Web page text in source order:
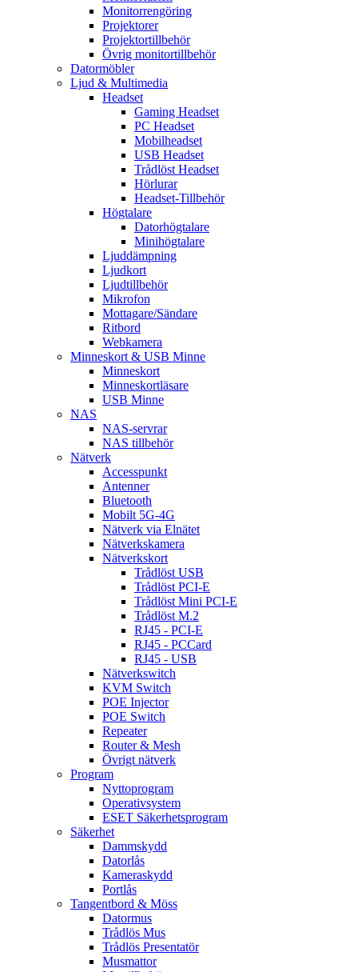
Monitorrengöring
Projektorer
Projektortillbehör
Övrig monitortillbehör
Datormöbler
Ljud & Multimedia
Headset
Gaming Headset
PC Headset
Mobilheadset
USB Headset
Trådlöst Headset
Hörlurar
Headset-Tillbehör
Högtalare
Datorhögtalare
Minihögtalare
Ljuddämpning
Ljudkort
Ljudtillbehör
Mikrofon
Mottagare/Sändare
Ritbord
Webkamera
Minneskort & USB Minne
Minneskort
Minneskortläsare
USB Minne
NAS
NAS-servrar
NAS tillbehör
Nätverk
Accesspunkt
Antenner
Bluetooth
Mobilt 5G-4G
Nätverk via Elnätet
Nätverkskamera
Nätverkskort
Trådlöst USB
Trådlöst PCI-E
Trådlöst Mini PCI-E
Trådlöst M.2
RJ45 - PCI-E
RJ45 - PCCard
RJ45 - USB
Nätverkswitch
KVM Switch
POE Injector
POE Switch
Repeater
Router & Mesh
Övrigt nätverk
Program
Nyttoprogram
Operativsystem
ESET Säkerhetsprogram
Säkerhet
Dammskydd
Datorlås
Kameraskydd
Portlås
Tangentbord & Möss
Datormus
Trådlös Mus
Trådlös Presentatör
Musmattor